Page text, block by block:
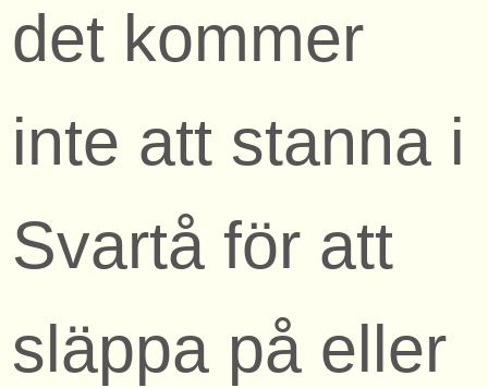
det kommer
inte att stanna i
Svartå för att
släppa på eller